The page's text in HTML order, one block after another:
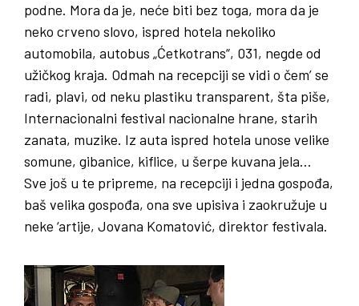
podne. Mora da je, neće biti bez toga, mora da je
neko crveno slovo, ispred hotela nekoliko
automobila, autobus „Ćetkotrans“, 031, negde od
užičkog kraja. Odmah na recepciji se vidi o čem’ se
radi, plavi, od neku plastiku transparent, šta piše,
Internacionalni festival nacionalne hrane, starih
zanata, muzike. Iz auta ispred hotela unose velike
somune, gibanice, kiflice, u šerpe kuvana jela…
Sve još u te pripreme, na recepciji i jedna gospođa,
baš velika gospođa, ona sve upisiva i zaokružuje u
neke ‘artije, Jovana Komatović, direktor festivala.